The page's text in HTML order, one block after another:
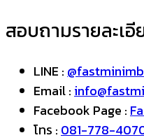
สอบถามรายละเ
LINE :
Email :
Facebook Page :
โทร : 081-778-